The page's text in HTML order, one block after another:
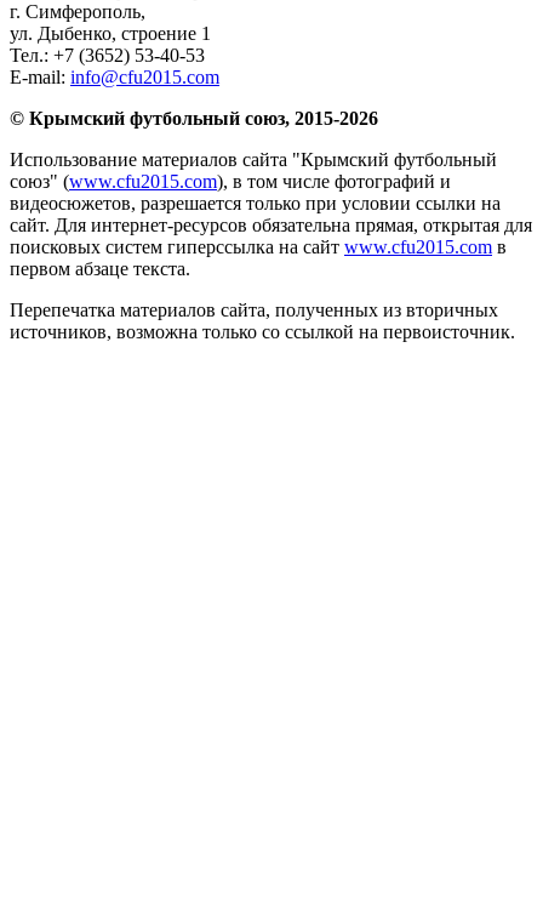
г. Симферополь,
ул. Дыбенко, строение 1
Тел.: +7 (3652) 53-40-53
E-mail: info@cfu2015.com
© Крымский футбольный союз, 2015-2026
Использование материалов сайта "Крымский футбольный
союз" (www.cfu2015.com), в том числе фотографий и
видеосюжетов, разрешается только при условии ссылки на
сайт. Для интернет-ресурсов обязательна прямая, открытая для
поисковых систем гиперссылка на сайт www.cfu2015.com в
первом абзаце текста.
Перепечатка материалов сайта, полученных из вторичных
источников, возможна только со ссылкой на первоисточник.